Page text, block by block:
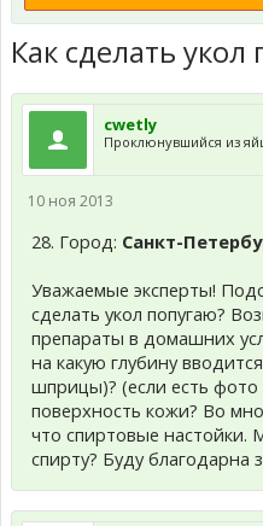
Как сделать укол
cwetly
Проклюнувшийся из
10 ноя 2013
28. Город: Санкт-
Уважаемые эксперты!
сделать укол попугаю?
препараты в домашних
на какую глубину
шприцы)? (если есть
поверхность кожи? Во
что спиртовые настойки.
спирту? Буду